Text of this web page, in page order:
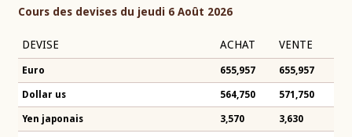
Cours des devises du jeudi 6 Août 2026
DEVISE ACHAT VENTE
Euro 655,957 655,957
Dollar us 564,750 571,750
Yen japonais 3,570 3,630